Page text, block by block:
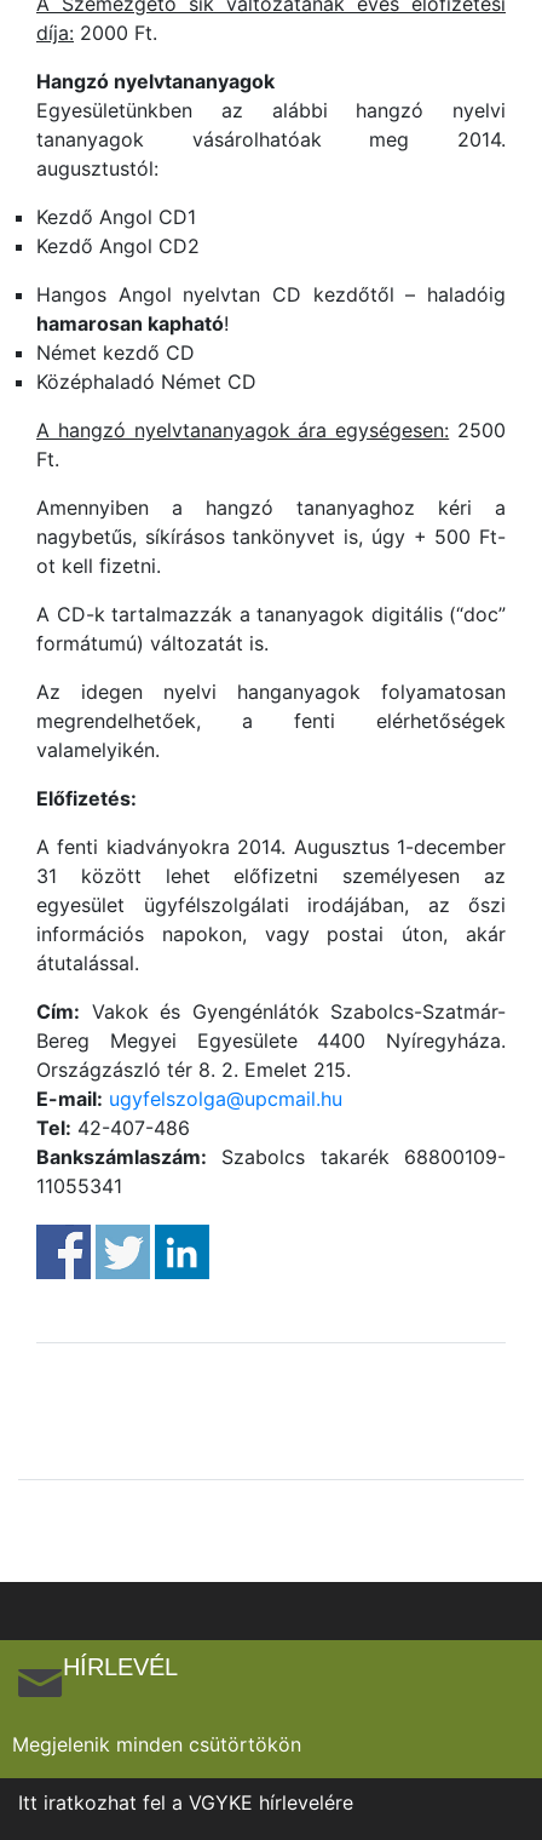
díja: 2000 Ft.
Hangzó nyelvtananyagok
Egyesületünkben az alábbi hangzó nyelvi
tananyagok vásárolhatóak meg 2014.
augusztustól:
Kezdő Angol CD1
Kezdő Angol CD2
Hangos Angol nyelvtan CD kezdőtől – haladóig
hamarosan kapható!
Német kezdő CD
Középhaladó Német CD
A hangzó nyelvtananyagok ára egységesen: 2500
Ft.
Amennyiben a hangzó tananyaghoz kéri a
nagybetűs, síkírásos tankönyvet is, úgy + 500 Ft-
ot kell fizetni.
A CD-k tartalmazzák a tananyagok digitális (“doc”
formátumú) változatát is.
Az idegen nyelvi hanganyagok folyamatosan
megrendelhetőek, a fenti elérhetőségek
valamelyikén.
Előfizetés:
A fenti kiadványokra 2014. Augusztus 1-december
31 között lehet előfizetni személyesen az
egyesület ügyfélszolgálati irodájában, az őszi
információs napokon, vagy postai úton, akár
átutalással.
Cím: Vakok és Gyengénlátók Szabolcs-Szatmár-
Bereg Megyei Egyesülete 4400 Nyíregyháza.
Országzászló tér 8. 2. Emelet 215.
E-mail: ugyfelszolga@upcmail.hu
Tel: 42-407-486
Bankszámlaszám: Szabolcs takarék 68800109-
11055341
HÍRLEVÉL
Megjelenik minden csütörtökön
Itt iratkozhat fel a VGYKE hírlevelére